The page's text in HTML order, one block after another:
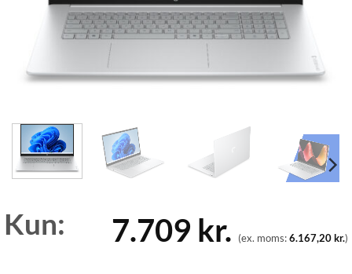
Kun: 7.709 kr. (ex. moms:6.167,20kr.)